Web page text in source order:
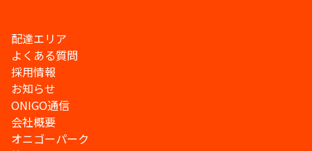
配達エリア
よくある質問
採用情報
お知らせ
ONIGO通信
会社概要
オニゴーパーク